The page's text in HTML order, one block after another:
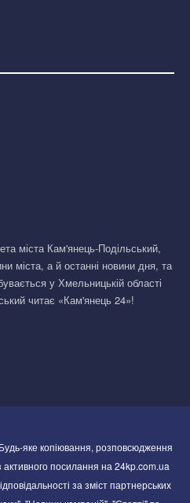
міста Кам'янець-Подільський,
міста, а й останні новини дня, та
у Хмельницькій області
читає «Кам'янець 24»!
яке копіювання, розповсюдження
активного посилання на 24kp.com.ua
за зміст партнерських